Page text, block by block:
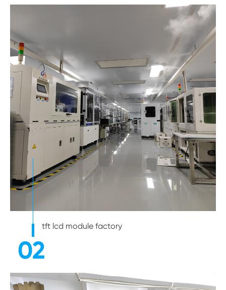
tft lcd module factory
02